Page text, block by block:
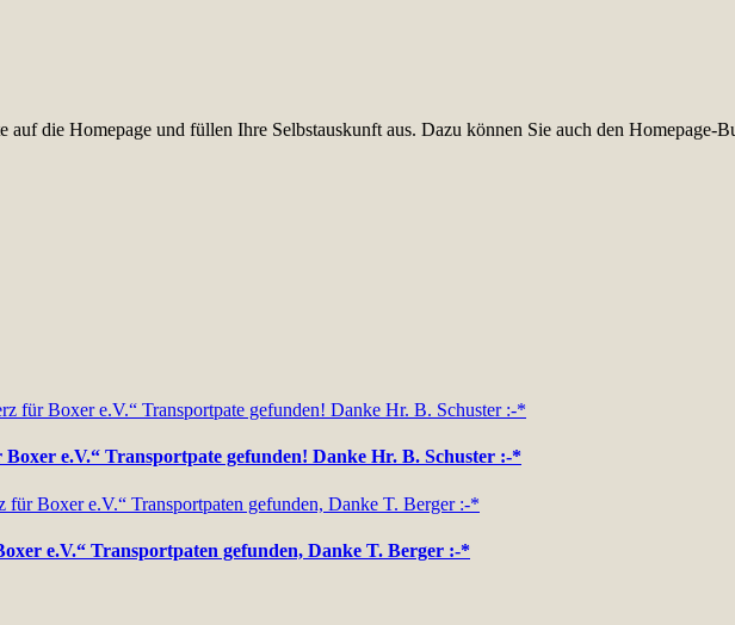
auf die Homepage und füllen Ihre Selbstauskunft aus. Dazu können Sie auch den Homepage-
e.V.“ Transportpate gefunden! Danke Hr. B. Schuster :-*
e.V.“ Transportpaten gefunden, Danke T. Berger :-*